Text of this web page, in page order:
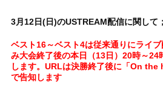
3月12日(日)のUSTREAM配信に関し
ベスト16～ベスト4は従来通りにライ
み大会終了後の本日（13日）20時～
します。URLは決勝終了後に「On
で告知します